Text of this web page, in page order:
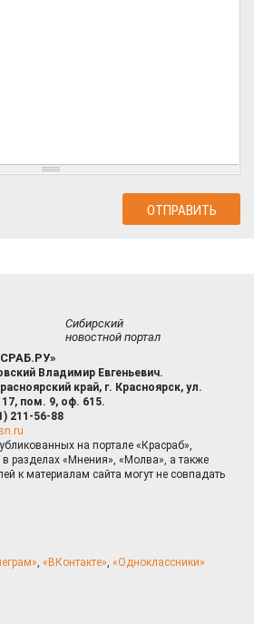
Сибирский
новостной портал
Владимир Евгеньевич.
край, г. Красноярск, ул.
пом. 9, оф. 615.
211-56-88
на портале «Красраб»,
разделах «Мнения», «Молва», а также
к материалам сайта могут не совпадать
, «ВКонтакте», «Одноклассники»